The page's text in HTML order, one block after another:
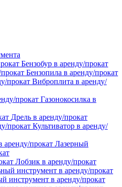
Бензобур в аренду/прокат
Бензопила в аренду/прокат
Виброплита в аренду/
Газонокосилка в
Дрель в аренду/прокат
Культиватор в аренду/
Лазерный
Лобзик в аренду/прокат
инструмент в аренду/прокат